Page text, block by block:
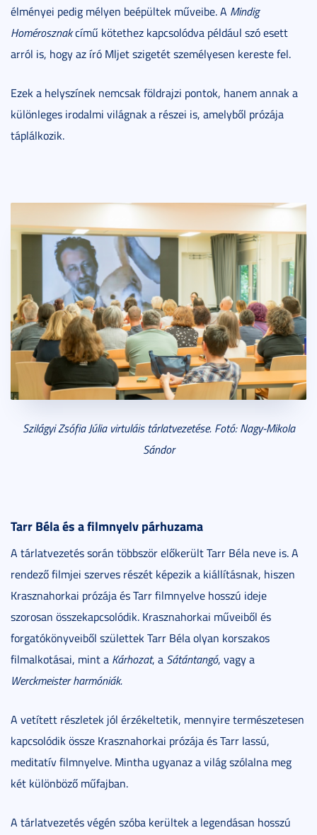
élményei pedig mélyen beépültek műveibe. A Mindig
Homérosznakcímű kötethez kapcsolódva például szó esett
arról is, hogy az író Mljet szigetét személyesen kereste fel.
Ezek a helyszínek nemcsak földrajzi pontok, hanem annak a
különleges irodalmi világnak a részei is, amelyből prózája
táplálkozik.
Szilágyi Zsófia Júlia virtuláis tárlatvezetése. Fotó: Nagy-Mikola
Sándor
Tarr Béla és a filmnyelv párhuzama
A tárlatvezetés során többször előkerült Tarr Béla neve is. A
rendező filmjei szerves részét képezik a kiállításnak, hiszen
Krasznahorkai prózája és Tarr filmnyelve hosszú ideje
szorosan összekapcsolódik. Krasznahorkai műveiből és
forgatókönyveiből születtek Tarr Béla olyan korszakos
filmalkotásai, mint a Kárhozat, a Sátántangó, vagy a
Werckmeister harmóniák.
A vetített részletek jól érzékeltetik, mennyire természetesen
kapcsolódik össze Krasznahorkai prózája és Tarr lassú,
meditatív filmnyelve. Mintha ugyanaz a világ szólalna meg
két különböző műfajban.
A tárlatvezetés végén szóba kerültek a legendásan hosszú